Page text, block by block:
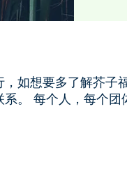
如想要多了解芥子
。 每个人，每个